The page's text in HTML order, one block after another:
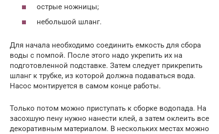
острые ножницы;
небольшой шланг.
Для начала необходимо соединить емкость для сбора
воды с помпой. После этого надо укрепить их на
подготовленной подставке. Затем следует прикрепить
шланг к трубке, из которой должна подаваться вода.
Насос монтируется в самом конце работы.
Только потом можно приступать к сборке водопада. На
засохшую пену нужно нанести клей, а затем оклеить все
декоративным материалом. В нескольких местах можно